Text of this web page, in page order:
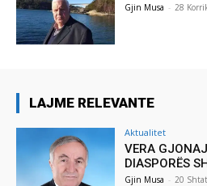
Gjin Musa - 28
LAJME RELEVANTE
Aktualitet
VERA
DIASPORËS
Gjin Musa - 20